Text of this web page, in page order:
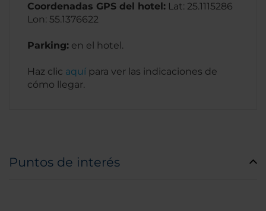
Coordenadas GPS del hotel: Lat: 25.1115286
Lon: 55.1376622
Parking: en el hotel.
Haz clic aquí para ver las indicaciones de
cómo llegar.
Puntos de interés